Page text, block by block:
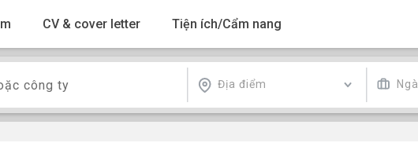
CV & cover letter Tiện ích/Cẩm nang
Địa điểm